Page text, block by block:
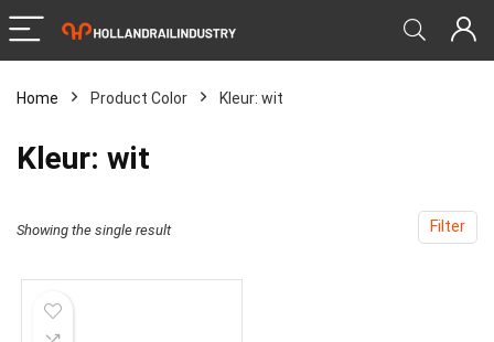
Home Product Color ‎Kleur: wit
‎Kleur: wit
Filter
Showing the single result